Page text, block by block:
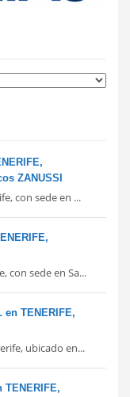
ZANUSSI
con sede en ...
con sede en Sa...
TENERIFE,
ubicado en...